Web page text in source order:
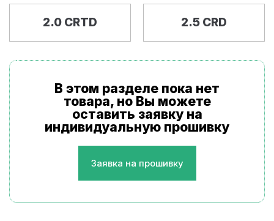
2.0 CRTD 2.5 CRD
В этом разделе пока нет
товара, но Вы можете
оставить заявку на
индивидуальную прошивку
Заявка на прошивку